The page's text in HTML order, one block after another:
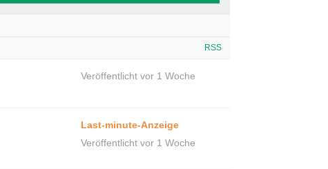
RSS
Veröffentlicht vor 1 Woche
Last-minute-Anzeige
Veröffentlicht vor 1 Woche